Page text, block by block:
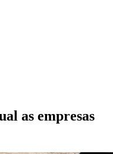
as empresas